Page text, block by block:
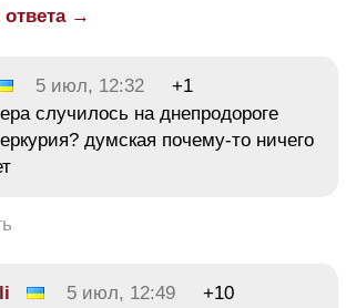
ответа →
5 июл, 12:32
+1
случилось на днепродороге
думская почему-то ничего
5 июл, 12:49
+10